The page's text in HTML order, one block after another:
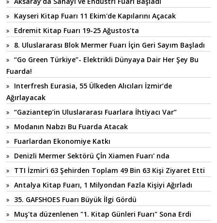
Kayseri Kitap Fuarı 11 Ekim'de Kapılarını Açacak
Edremit Kitap Fuarı 19-25 Ağustos'ta
8. Uluslararası Blok Mermer Fuarı İçin Geri Sayım Başladı
“Go Green Türkiye”- Elektrikli Dünyaya Dair Her Şey Bu
Fuarda!
Interfresh Eurasia, 55 Ülkeden Alıcıları İzmir’de
Ağırlayacak
“Gaziantep’in Uluslararası Fuarlara İhtiyacı Var”
Modanın Nabzı Bu Fuarda Atacak
Fuarlardan Ekonomiye Katkı
Denizli Mermer Sektörü Çİn Xiamen Fuarı' nda
TTI İzmir'i 63 Şehirden Toplam 49 Bin 63 Kişi Ziyaret Etti
Antalya Kitap Fuarı, 1 Milyondan Fazla Kişiyi Ağırladı
35. GAFSHOES Fuarı Büyük İlgi Gördü
Muş'ta düzenlenen "1. Kitap Günleri Fuarı" Sona Erdi